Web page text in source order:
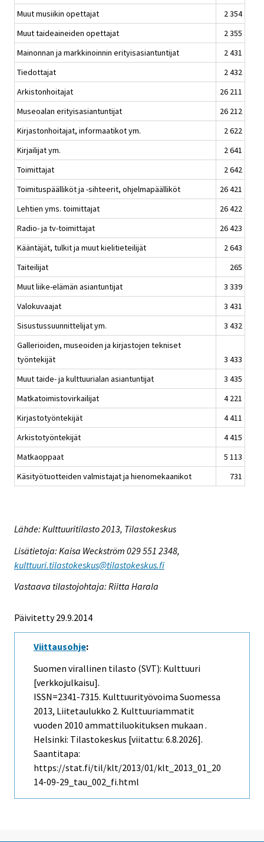
Muut musiikin opettajat
2 354
Muut taideaineiden opettajat
2 355
Mainonnan ja markkinoinnin erityisasiantuntijat
2 431
Tiedottajat
2 432
Arkistonhoitajat
26 211
Museoalan erityisasiantuntijat
26 212
Kirjastonhoitajat, informaatikot ym.
2 622
Kirjailijat ym.
2 641
Toimittajat
2 642
Toimituspäälliköt ja -sihteerit, ohjelmapäälliköt
26 421
Lehtien yms. toimittajat
26 422
Radio- ja tv-toimittajat
26 423
Kääntäjät, tulkit ja muut kielitieteilijät
2 643
Taiteilijat
265
Muut liike-elämän asiantuntijat
3 339
Valokuvaajat
3 431
Sisustussuunnittelijat ym.
3 432
Gallerioiden, museoiden ja kirjastojen tekniset
työntekijät
3 433
Muut taide- ja kulttuurialan asiantuntijat
3 435
Matkatoimistovirkailijat
4 221
Kirjastotyöntekijät
4 411
Arkistotyöntekijät
4 415
Matkaoppaat
5 113
Käsityötuotteiden valmistajat ja hienomekaanikot
731
Lähde: Kulttuuritilasto 2013, Tilastokeskus
Lisätietoja: Kaisa Weckström 029 551 2348,
kulttuuri.tilastokeskus@tilastokeskus.fi
Vastaava tilastojohtaja: Riitta Harala
Päivitetty 29.9.2014
Viittausohje:
Suomen virallinen tilasto (SVT): Kulttuuri
[verkkojulkaisu].
ISSN=2341-7315. Kulttuurityövoima Suomessa
2013, Liitetaulukko 2. Kulttuuriammatit
vuoden 2010 ammattiluokituksen mukaan .
Helsinki: Tilastokeskus [viitattu: 6.8.2026].
Saantitapa:
https://stat.fi/til/klt/2013/01/klt_2013_01_20
14-09-29_tau_002_fi.html